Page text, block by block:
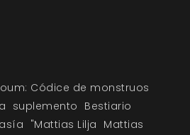
Códice de monstruos
suplemento Bestiario
"Mattias Lilja Mattias